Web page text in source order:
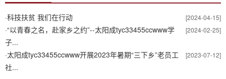
[2024-04-15]
·科技扶贫 我们在行动
[2024-02-25]
·“以青春之名，赴家乡之约”--太阳成tyc33455ccwww学
子...
[2023-07-12]
·太阳成tyc33455ccwww开展2023年暑期“三下乡”老员工
社...